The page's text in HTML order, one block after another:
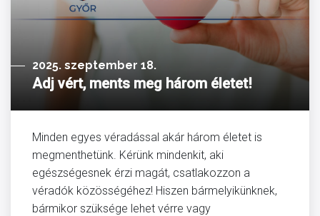
2025. szeptember 18.
Adj vért, ments meg három életet!
Minden egyes véradással akár három életet is
megmenthetünk. Kérünk mindenkit, aki
egészségesnek érzi magát, csatlakozzon a
véradók közösségéhez! Hiszen bármelyikünknek,
bármikor szüksége lehet vérre vagy